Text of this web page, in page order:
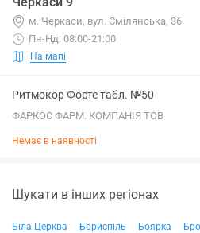
м. Черкаси, вул. Смілянська, 36
Пн-Нд: 08:00-21:00
На мапі
Ритмокор Форте табл. №50
ФАРКОС ФАРМ. КОМПАНІЯ ТОВ
Немає в наявності
Шукати в інших регіонах
Біла Церква Бориспіль Боярка